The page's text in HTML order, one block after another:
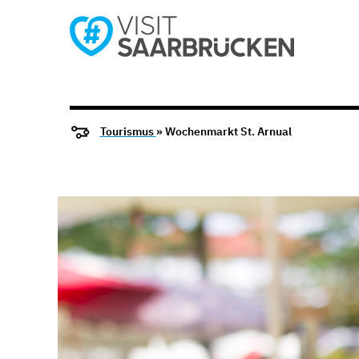
Tourismus » Wochenmarkt St. Arnual